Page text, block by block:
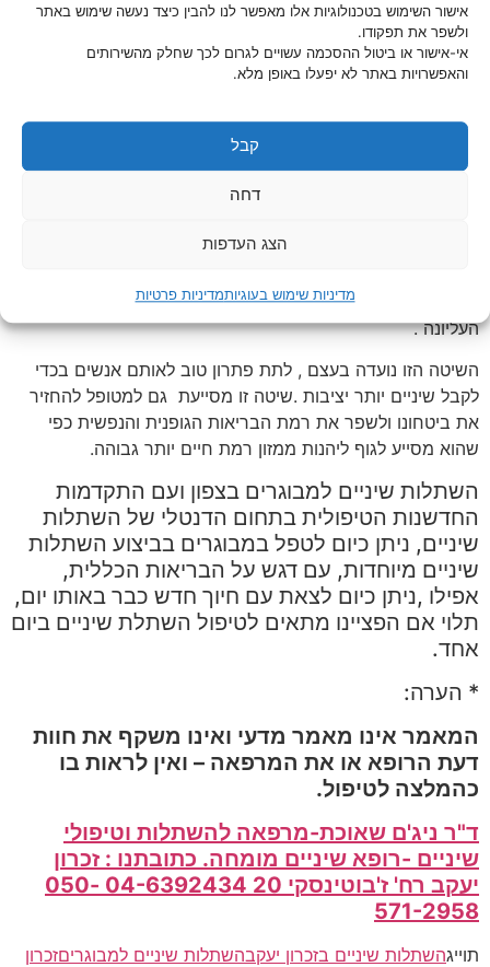
אישור השימוש בטכנולוגיות אלו מאפשר לנו להבין כיצד נעשה שימוש באתר
ולשפר את תפקודו.
אי-אישור או ביטול ההסכמה עשויים לגרום לכך שחלק מהשירותים
והאפשרויות באתר לא יפעלו באופן מלא.
קבל
דחה
הצג העדפות
מדיניות שימוש בעוגיותמדיניות פרטיות
השתלות שיניים למבוגרים בצפון
מה משמעות סוג הטיפול ולמה?
כעת אחרי סוג טיפול מיוחד ,גם ניתן להחליף שן אחת או יותר
ולאו דווקא את כל השיניים .ניתן בהתאם לכך להשתמש רק בשני
מאד את התותבות בחלק התחתון בהשוואה לתותבות בסט מלא
של הלסת התחתונה נסוגה מהר פי 4 פעמים מהעצם של הלסת
העליונה .
השיטה הזו נועדה בעצם , לתת פתרון טוב לאותם אנשים בכדי
לקבל שיניים יותר יציבות .שיטה זו מסייעת גם למטופל להחזיר
את ביטחונו ולשפר את רמת הבריאות הגופנית והנפשית כפי
שהוא מסייע לגוף ליהנות ממזון רמת חיים יותר גבוהה.
השתלות שיניים למבוגרים בצפון ועם התקדמות
החדשנות הטיפולית בתחום הדנטלי של השתלות
שיניים, ניתן כיום לטפל במבוגרים בביצוע השתלות
שיניים מיוחדות, עם דגש על הבריאות הכללית,
אפילו ,ניתן כיום לצאת עם חיוך חדש כבר באותו יום,
תלוי אם הפציינו מתאים לטיפול השתלת שיניים ביום
אחד.
* הערה:
המאמר אינו מאמר מדעי ואינו משקף את חוות
דעת הרופא או את המרפאה – ואין לראות בו
כהמלצה לטיפול.
ד"ר ניג'ם שאוכת-מרפאה להשתלות וטיפולי
שיניים -רופא שיניים מומחה. כתובתנו : זכרון
יעקב רח' ז'בוטינסקי 20
04-6392434 050-
571-2958
תוייגהשתלות שיניים בזכרון יעקבהשתלות שיניים למבוגריםזכרון